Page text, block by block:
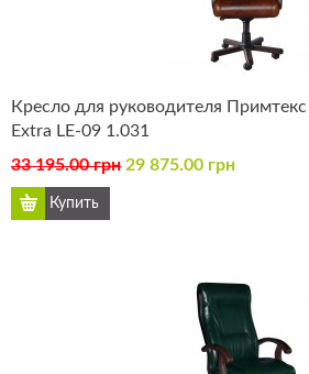
Кресло для руководителя
Extra LE-09 1.031
33 195.00 грн 29 875.00 грн